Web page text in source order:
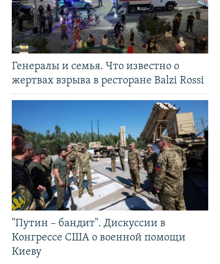
Генералы и семья. Что известно о
жертвах взрыва в ресторане Balzi Rossi
"Путин – бандит". Дискуссии в
Конгрессе США о военной помощи
Киеву